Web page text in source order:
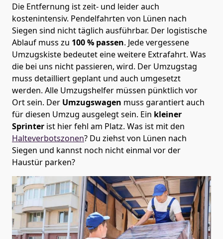
Die Entfernung ist zeit- und leider auch
kostenintensiv. Pendelfahrten von Lünen nach
Siegen sind nicht täglich ausführbar. Der logistische
Ablauf muss zu 100 % passen. Jede vergessene
Umzugskiste bedeutet eine weitere Extrafahrt. Was
die bei uns nicht passieren, wird. Der Umzugstag
muss detailliert geplant und auch umgesetzt
werden. Alle Umzugshelfer müssen pünktlich vor
Ort sein. Der Umzugswagen muss garantiert auch
für diesen Umzug ausgelegt sein. Ein kleiner
Sprinter ist hier fehl am Platz. Was ist mit den
Halteverbotszonen? Du ziehst von Lünen nach
Siegen und kannst noch nicht einmal vor der
Haustür parken?